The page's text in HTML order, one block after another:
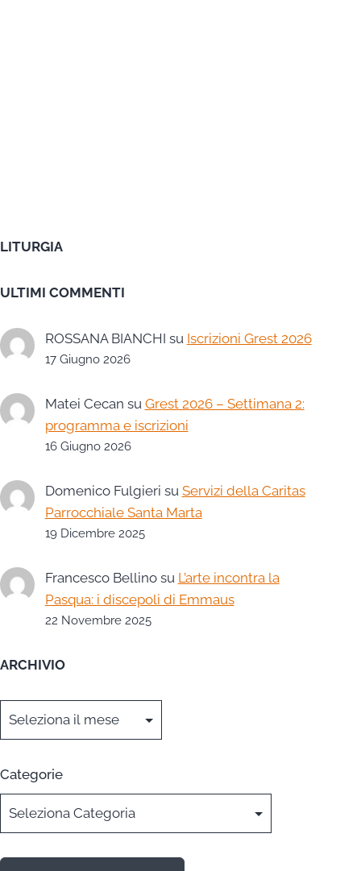
LITURGIA
ULTIMI COMMENTI
ROSSANA BIANCHI su Iscrizioni Grest 2026
17 Giugno 2026
Matei Cecan su Grest 2026 – Settimana 2:
programma e iscrizioni
16 Giugno 2026
Domenico Fulgieri su Servizi della Caritas
Parrocchiale Santa Marta
19 Dicembre 2025
Francesco Bellinosu L’arte incontra la
Pasqua: i discepoli di Emmaus
22 Novembre 2025
ARCHIVIO
Categorie